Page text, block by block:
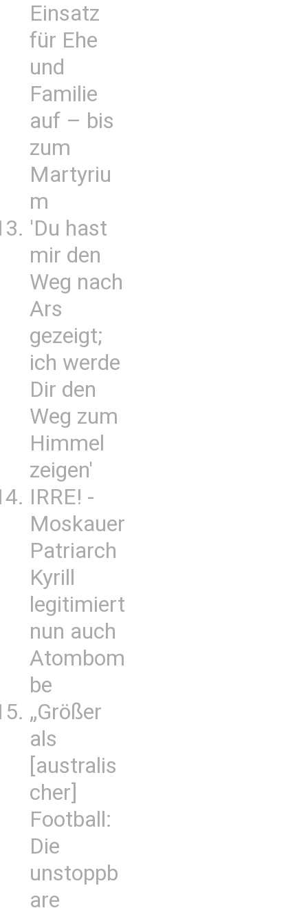
Einsatz
für Ehe
und
Familie
auf – bis
zum
Martyriu
m
'Du hast
mir den
Weg nach
Ars
gezeigt;
ich werde
Dir den
Weg zum
Himmel
zeigen'
IRRE! -
Moskauer
Patriarch
Kyrill
legitimiert
nun auch
Atombom
be
„Größer
als
[australis
cher]
Football:
Die
unstoppb
are